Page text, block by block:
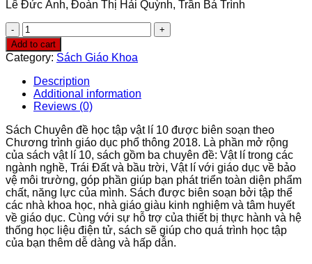
Lê Đức Ánh, Đoàn Thị Hải Quỳnh, Trần Bá Trình
Chuyên
đề
học
tập
Vật
lí
10
quantity
Add to cart
Category: Sách Giáo Khoa
Description
Additional information
Reviews (0)
Sách Chuyên đề học tập vật lí 10 được biên soạn theo
Chương trình giáo dục phổ thông 2018. Là phần mở rộng
của sách vật lí 10, sách gồm ba chuyên đề: Vật lí trong các
ngành nghề, Trái Đất và bầu trời, Vật lí với giáo dục về bảo
vệ môi trường, góp phần giúp bạn phát triển toàn diện phẩm
chất, năng lực của mình. Sách được biên soạn bởi tập thể
các nhà khoa học, nhà giáo giàu kinh nghiệm và tâm huyết
về giáo dục. Cùng với sự hỗ trợ của thiết bị thực hành và hệ
thống học liệu điện tử, sách sẽ giúp cho quá trình học tập
của bạn thêm dễ dàng và hấp dẫn.